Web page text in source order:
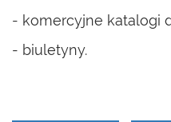
- komercyjne katalogi
- biuletyny.